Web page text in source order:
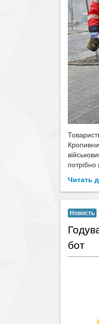
потрібно
Читать
Новость
бот